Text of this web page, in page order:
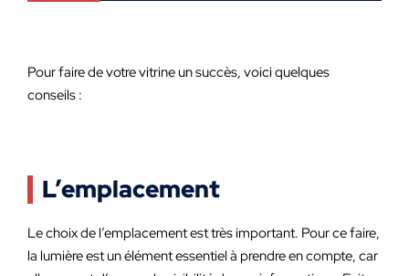
Pour faire de votre vitrine un succès, voici quelques
conseils :
L’emplacement
Le choix de l’emplacement est très important. Pour ce faire,
la lumière est un élément essentiel à prendre en compte, car